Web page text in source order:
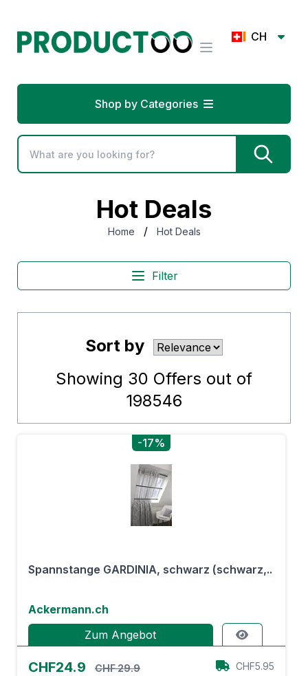
CH
Shop by Categories
Hot Deals
Home / Hot Deals
Filter
Sort by
Showing 30 Offers out of
198546
-17%
Spannstange GARDINIA, schwarz (schwarz,..
Ackermann.ch
Zum Angebot
CHF24.9 CHF 29.9 CHF5.95